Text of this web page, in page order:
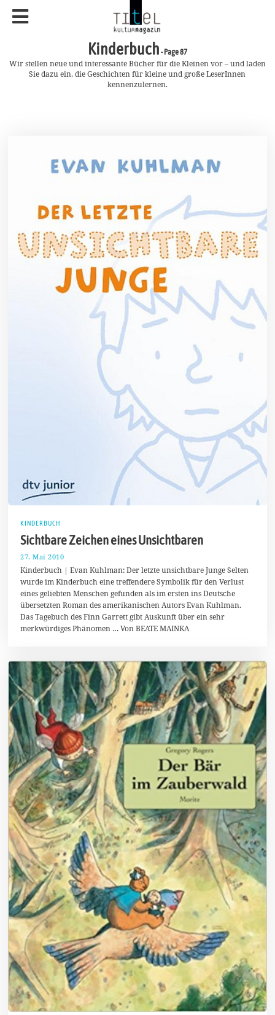
Kinderbuch - Page 87
Wir stellen neue und interessante Bücher für die Kleinen vor – und laden
Sie dazu ein, die Geschichten für kleine und große LeserInnen
kennenzulernen.
KINDERBUCH
Sichtbare Zeichen eines Unsichtbaren
27. Mai 2010
.
J
u
l
i
0
1
Kinderbuch | Evan Kuhlman: Der letzte unsichtbare Junge Selten
wurde im Kinderbuch eine treffendere Symbolik für den Verlust
eines geliebten Menschen gefunden als im ersten ins Deutsche
übersetzten Roman des amerikanischen Autors Evan Kuhlman.
Das Tagebuch des Finn Garrett gibt Auskunft über ein sehr
merkwürdiges Phänomen … Von BEATE MAINKA